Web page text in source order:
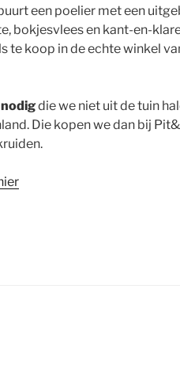
een poelier met een
bokjesvlees en kant-en-
te koop in de echte winkel
die we niet uit de tuin
Die kopen we dan bij